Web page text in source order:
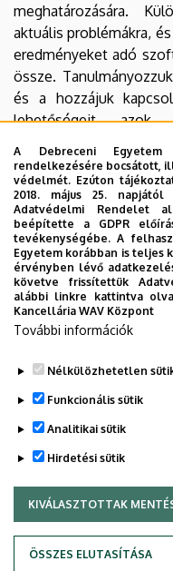
meghatározására.
aktuális problémákra,
eredményeket adó
össze.
és a hozzájuk
lehetőségeit, azok
tervezéshez,
különböző
különösen a hang-
biztonsági
vezérlése és
tudományos
azok méréstechnikai
nemzetközi kutatási
hazai és
projektekben,
gyakorlati alkalmazására.
Legutóbbi frissítés: 2023.
Adatvédelem
A Debreceni
rendelkezésére bocsátott,
védelmét. Ezúton
2018. május 25. napjától
Adatvédelmi Rendelet
beépítette a GDPR
tevékenységébe. A
Egyetem korábban is
érvényben lévő
követve frissítettük
alábbi linkre kattintva
Kancellária WAV Központ
További információk
Nélkülözhetetlen
Funkcionális sütik
Analitikai sütik
Hirdetési sütik
KIVÁLASZTOTTAK
ÖSSZES ELUTASÍTÁSA
WITHDRAW CONSENT